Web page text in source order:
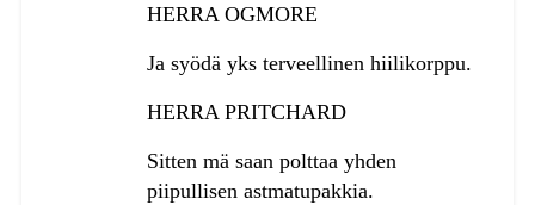
HERRA OGMORE
Ja syödä yks terveellinen hiilikorppu.
HERRA PRITCHARD
Sitten mä saan polttaa yhden
piipullisen astmatupakkia.